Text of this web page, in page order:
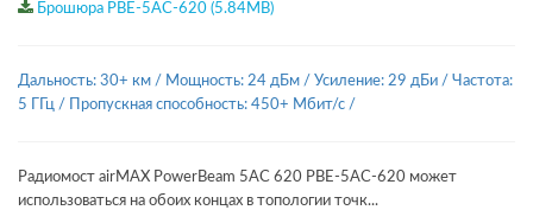
Брошюра PBE-5AC-620 (5.84MB)
Дальность: 30+ км / Мощность: 24 дБм / Усиление: 29 дБи / Частота:
5 ГГц / Пропускная способность: 450+ Мбит/с /
Радиомост airMAX PowerBeam 5AC 620 PBE-5AC-620 может
использоваться на обоих концах в топологии точк...